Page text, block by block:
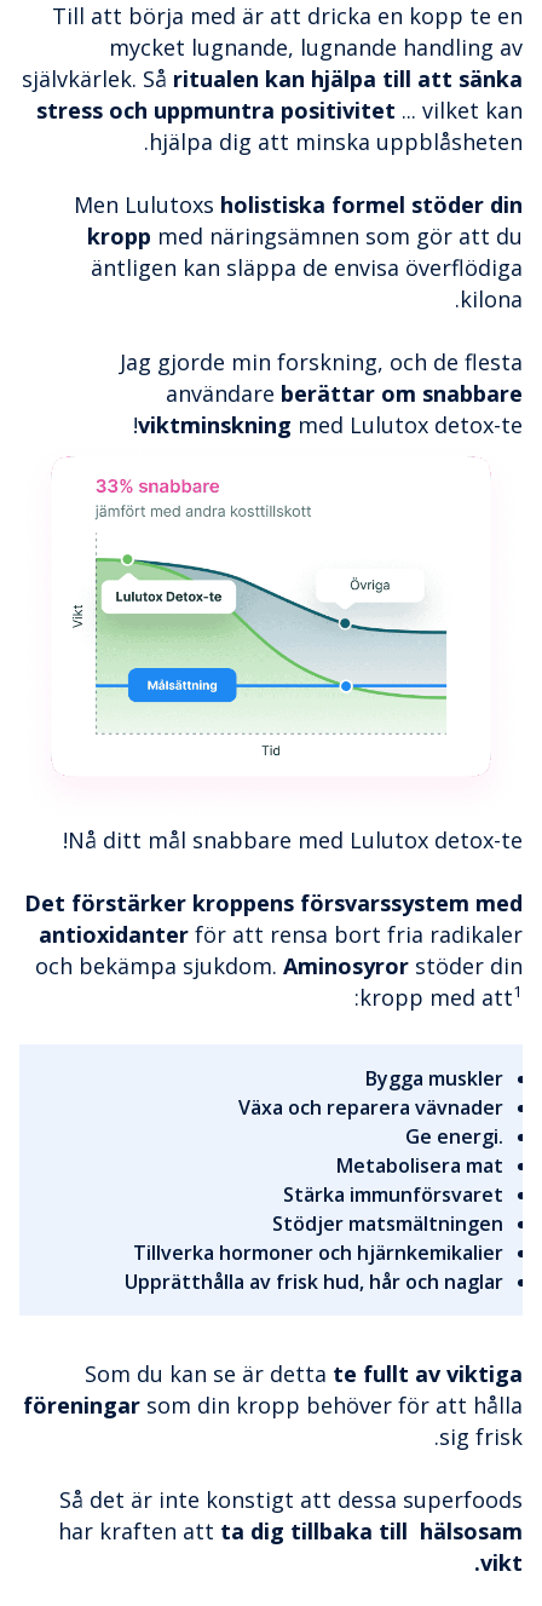
Till att börja med är att dricka en kopp te en
mycket lugnande, lugnande handling av
självkärlek. Så ritualen kan hjälpa till att sänka
stress och uppmuntra positivitet ... vilket kan
hjälpa dig att minska uppblåsheten.
Men Lulutoxs holistiska formel stöder din
kropp med näringsämnen som gör att du
äntligen kan släppa de envisa överflödiga
kilona.
Jag gjorde min forskning, och de flesta
användare berättar om snabbare
viktminskning med Lulutox detox-te!
Nå ditt mål snabbare med Lulutox detox-te!
Det förstärker kroppens försvarssystem med
antioxidanter för att rensa bort fria radikaler
och bekämpa sjukdom. Aminosyror stöder din
kropp med att1
:
Bygga muskler
Växa och reparera vävnader
.Ge energi
Metabolisera mat
Stärka immunförsvaret
Stödjer matsmältningen
Tillverka hormoner och hjärnkemikalier
Upprätthålla av frisk hud, hår och naglar
Som du kan se är detta te fullt av viktiga
föreningar som din kropp behöver för att hålla
sig frisk.
Så det är inte konstigt att dessa superfoods
har kraften att ta dig tillbaka till hälsosam
vikt.